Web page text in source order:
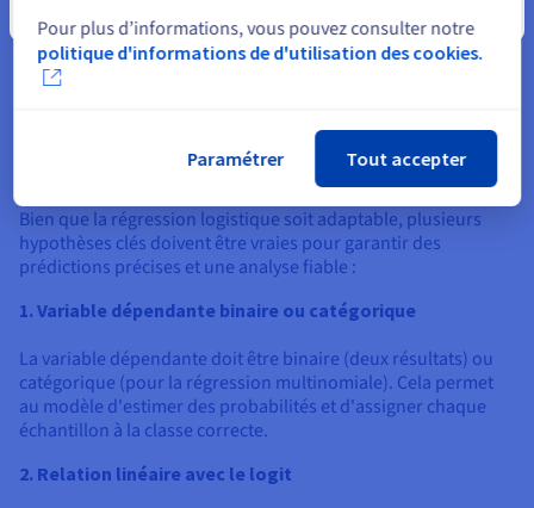
Hypothèses et limitations de la
régression logistique
Bien que la régression logistique soit adaptable, plusieurs
hypothèses clés doivent être vraies pour garantir des
prédictions précises et une analyse fiable :
1. Variable dépendante binaire ou catégorique
La variable dépendante doit être binaire (deux résultats) ou
catégorique (pour la régression multinomiale). Cela permet
au modèle d'estimer des probabilités et d'assigner chaque
échantillon à la classe correcte.
2. Relation linéaire avec le logit
Pour plus d’informations, vous pouvez consulter notre
politique d'informations de d'utilisation des cookies.
Paramétrer Tout accepter